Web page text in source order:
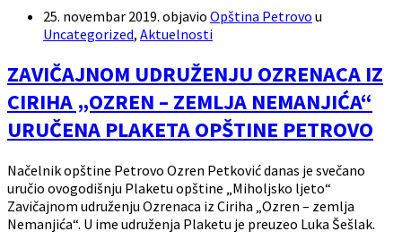
25. novembar 2019. objavio Opština Petrovo u
Uncategorized, Aktuelnosti
ZAVIČAJNOM UDRUŽENJU OZRENACA IZ
CIRIHA „OZREN – ZEMLJA NEMANJIĆA“
URUČENA PLAKETA OPŠTINE PETROVO
Načelnik opštine Petrovo Ozren Petković danas je svečano
uručio ovogodišnju Plaketu opštine „Miholjsko ljeto“
Zavičajnom udruženju Ozrenaca iz Ciriha „Ozren – zemlja
Nemanjića“. U ime udruženja Plaketu je preuzeo Luka Šešlak.